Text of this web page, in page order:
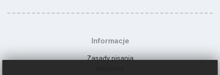
Informacje
Zasady pisania